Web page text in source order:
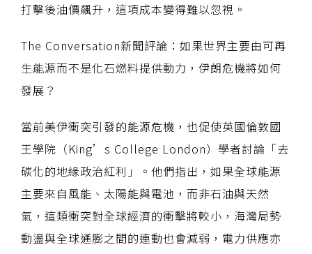
打擊後油價飆升，這項成本變得難以忽視。
The Conversation新聞評論：如果世界主要由可再
生能源而不是化石燃料提供動力，伊朗危機將如何
發展？
當前美伊衝突引發的能源危機，也促使英國倫敦國
王學院（King’s College London）學者討論「去
碳化的地緣政治紅利」。他們指出，如果全球能源
主要來自風能、太陽能與電池，而非石油與天然
氣，這類衝突對全球經濟的衝擊將較小，海灣局勢
動盪與全球通膨之間的連動也會減弱，電力供應亦